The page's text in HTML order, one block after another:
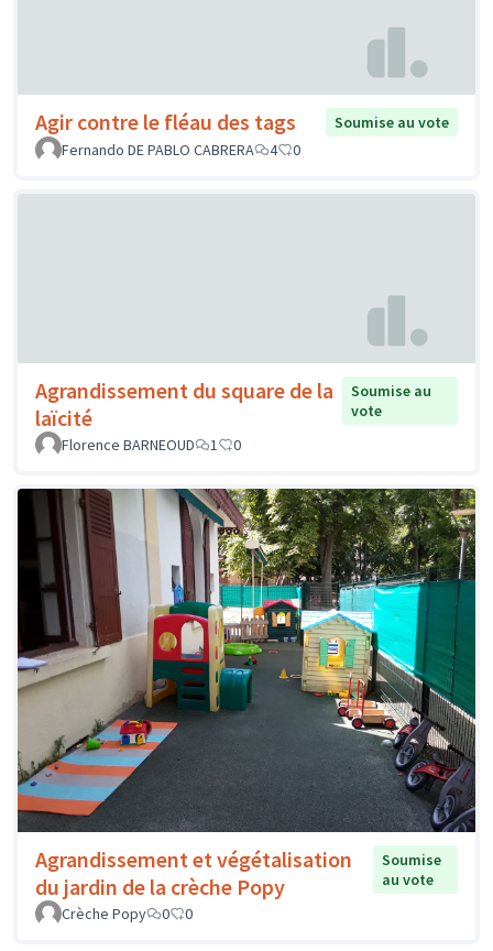
Agir contre le fléau des tags
Soumise au vote
Fernando DE PABLO CABRERA
4 0
Agrandissement du square de la
laïcité
Soumise au
vote
Florence BARNEOUD
1 0
Agrandissement et végétalisation
du jardin de la crèche Popy
Soumise
au vote
Crèche Popy
0 0